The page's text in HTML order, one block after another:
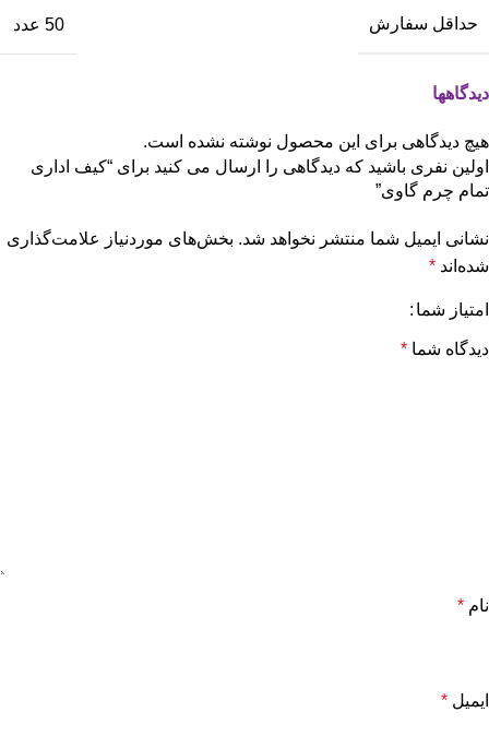
حداقل سفارش 50 عدد
دیدگاهها
هیچ دیدگاهی برای این محصول نوشته نشده است.
اولین نفری باشید که دیدگاهی را ارسال می کنید برای “کیف اداری
تمام چرم گاوی”
نشانی ایمیل شما منتشر نخواهد شد. بخش‌های موردنیاز علامت‌گذاری
شده‌اند *
امتیاز شما
دیدگاه شما *
نام *
ایمیل *